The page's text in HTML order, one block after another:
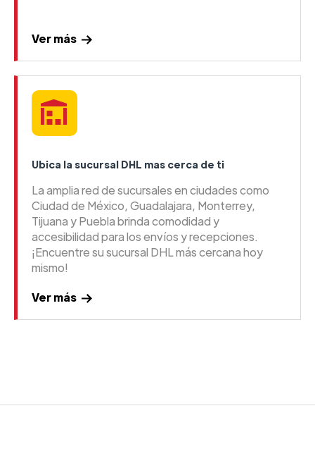
Ver más
Ubica la sucursal DHL mas cerca de ti
La amplia red de sucursales en ciudades como
Ciudad de México, Guadalajara, Monterrey,
Tijuana y Puebla brinda comodidad y
accesibilidad para los envíos y recepciones.
¡Encuentre su sucursal DHL más cercana hoy
mismo!
Ver más